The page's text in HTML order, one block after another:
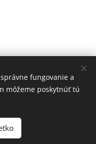
fungovanie a
môžeme poskytnúť tú